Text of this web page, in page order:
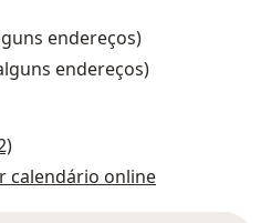
endereços)
endereços)
calendário online